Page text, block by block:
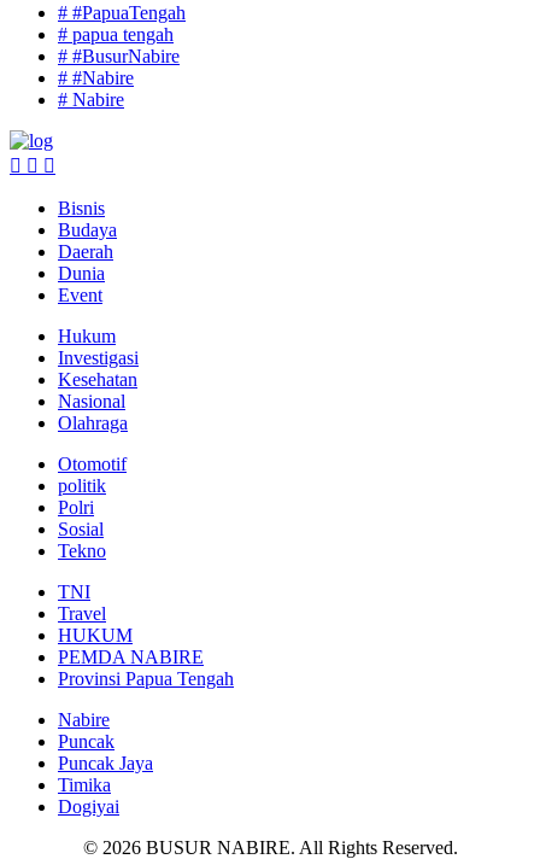
# #PapuaTengah
# papua tengah
# #BusurNabire
# #Nabire
# Nabire
Bisnis
Budaya
Daerah
Dunia
Event
Hukum
Investigasi
Kesehatan
Nasional
Olahraga
Otomotif
politik
Polri
Sosial
Tekno
TNI
Travel
HUKUM
PEMDA NABIRE
Provinsi Papua Tengah
Nabire
Puncak
Puncak Jaya
Timika
Dogiyai
© 2026 BUSUR NABIRE. All Rights Reserved.